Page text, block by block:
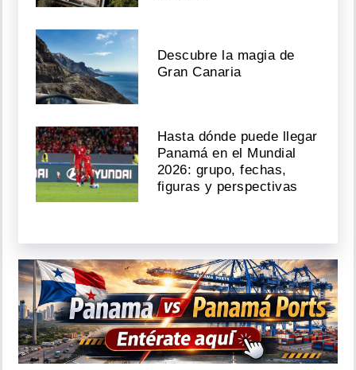
Descubre la magia de
Gran Canaria
Hasta dónde puede llegar
Panamá en el Mundial
2026: grupo, fechas,
figuras y perspectivas